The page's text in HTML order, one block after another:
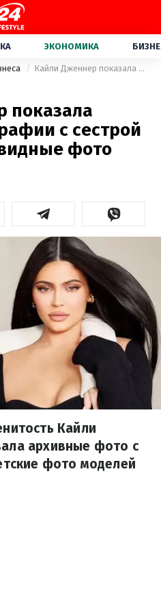
ЭКОНОМИКА
Кайли Дженнер показала детские фотографии с сестрой Кендалл: миловидные фото
показала
с сестрой
фото
Кайли
архивные фото с
фото моделей